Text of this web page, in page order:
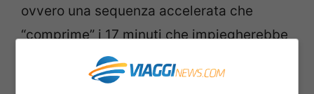
ovvero una sequenza accelerata che
“comprime” i 17 minuti che impiegherebbe
invece un normale treno ad attraversare la
Galleria del San Gottardo viaggiando a